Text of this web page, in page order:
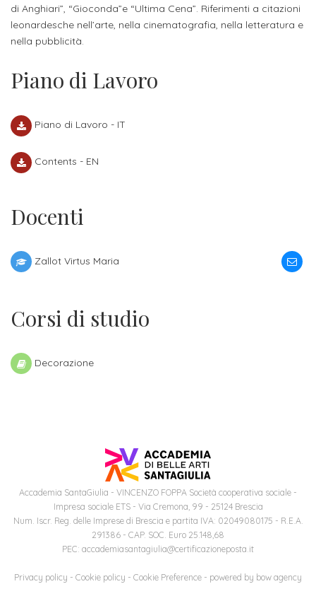
Gli
step
diventare
nostro
studente
Sbocchi
Richiedi
Iscriviti
alla
Newsletter
di Anghiari”, “Gioconda”e “Ultima Cena”. Riferimenti a citazioni
leonardesche nell’arte, nella cinematografia, nella letteratura e
nella pubblicità.
Piano di Lavoro
Piano di Lavoro - IT
Contents - EN
Docenti
Zallot Virtus Maria
Corsi di studio
Decorazione
Accademia SantaGiulia - VINCENZO FOPPA Società cooperativa sociale -
Impresa sociale ETS - Via Cremona, 99 - 25124 Brescia
Num. Iscr. Reg. delle Imprese di Brescia e partita IVA: 02049080175 - R.E.A.
291386 - CAP. SOC. Euro 25.148,68
PEC: accademiasantagiulia@certificazioneposta.it
Privacy policy - Cookie policy - Cookie Preference - powered by bow agency